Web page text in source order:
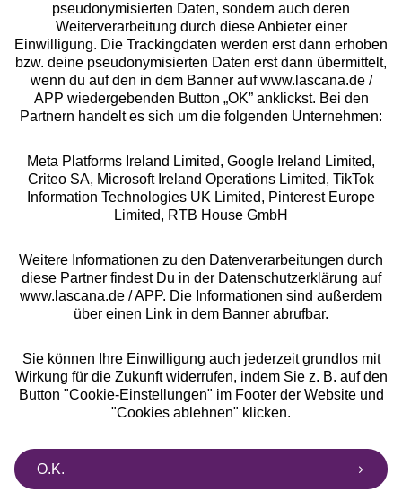
Über uns
Rechtliches
Alle Preise inkl. MwSt., zzgl.
Versandkosten
** Bonität vorausgesetzt, berechtigt zur Bonitätsprüfung
pseudonymisierten Daten, sondern auch deren
Weiterverarbeitung durch diese Anbieter einer
Einwilligung. Die Trackingdaten werden erst dann erhoben
bzw. deine pseudonymisierten Daten erst dann übermittelt,
wenn du auf den in dem Banner auf www.lascana.de /
APP wiedergebenden Button „OK” anklickst. Bei den
Partnern handelt es sich um die folgenden Unternehmen:
Meta Platforms Ireland Limited, Google Ireland Limited,
Criteo SA, Microsoft Ireland Operations Limited, TikTok
Information Technologies UK Limited, Pinterest Europe
Limited, RTB House GmbH
Weitere Informationen zu den Datenverarbeitungen durch
diese Partner findest Du in der Datenschutzerklärung auf
www.lascana.de / APP. Die Informationen sind außerdem
über einen Link in dem Banner abrufbar.
Sie können Ihre Einwilligung auch jederzeit grundlos mit
Wirkung für die Zukunft widerrufen, indem Sie z. B. auf den
Button "Cookie-Einstellungen" im Footer der Website und
"Cookies ablehnen" klicken.
O.K.